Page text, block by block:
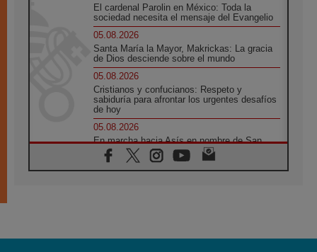
El cardenal Parolin en México: Toda la
sociedad necesita el mensaje del Evangelio
05.08.2026
Santa María la Mayor, Makrickas: La gracia
de Dios desciende sobre el mundo
05.08.2026
Cristianos y confucianos: Respeto y
sabiduría para afrontar los urgentes desafíos
de hoy
05.08.2026
En marcha hacia Asís en nombre de San
Francisco, a la espera de León
05.08.2026